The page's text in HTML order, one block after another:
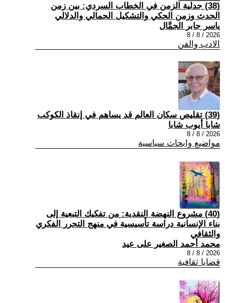
(38) جدلية الزمن في الخطاب السردي: بين زمن
الحدث وزمن الحكي والتشكيل الجمالي والدلالي
ياسر جابر الجمَّال
2026 / 8 / 8
الادب والفن
(39) تقليص سكان العالم قد يساهم في إنقاذ الكوكب
شابا أيوب شابا
2026 / 8 / 8
مواضيع وابحاث سياسية
(40) مشروع النهضة النقدية: من تفكيك التبعية إلى
بناء الإنسانية دراسة تأسيسية في منهج التحرر الفكري
والثقافي
محمد أحمد الصغير على عيد
2026 / 8 / 8
قضايا ثقافية